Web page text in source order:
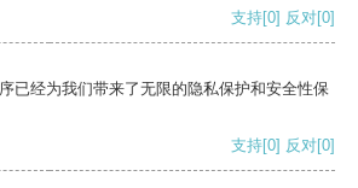
支持[0] 反对[0]
已经为我们带来了无限的隐私保护和安全性保
支持[0] 反对[0]